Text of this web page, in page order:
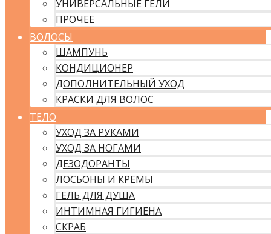
УНИВЕРСАЛЬНЫЕ ГЕЛИ
ПРОЧЕЕ
ВОЛОСЫ
ШАМПУНЬ
КОНДИЦИОНЕР
ДОПОЛНИТЕЛЬНЫЙ УХОД
КРАСКИ ДЛЯ ВОЛОС
ТЕЛО
УХОД ЗА РУКАМИ
УХОД ЗА НОГАМИ
ДЕЗОДОРАНТЫ
ЛОСЬОНЫ И КРЕМЫ
ГЕЛЬ ДЛЯ ДУША
ИНТИМНАЯ ГИГИЕНА
СКРАБ